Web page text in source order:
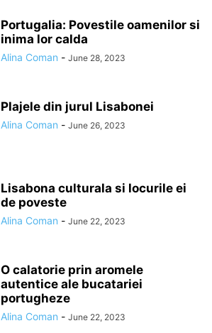
Portugalia: Povestile oamenilor si
inima lor calda
Alina Coman - June 28, 2023
Plajele din jurul Lisabonei
Alina Coman - June 26, 2023
Lisabona culturala si locurile ei
de poveste
Alina Coman - June 22, 2023
O calatorie prin aromele
autentice ale bucatariei
portugheze
Alina Coman - June 22, 2023